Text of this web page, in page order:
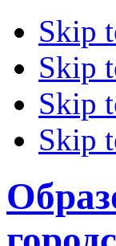
Skip
Skip
Skip
Skip